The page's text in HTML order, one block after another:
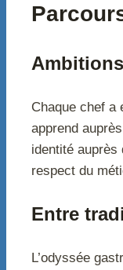
Chaque chef a
apprend
identité
respect du
Entre
L’odyssée